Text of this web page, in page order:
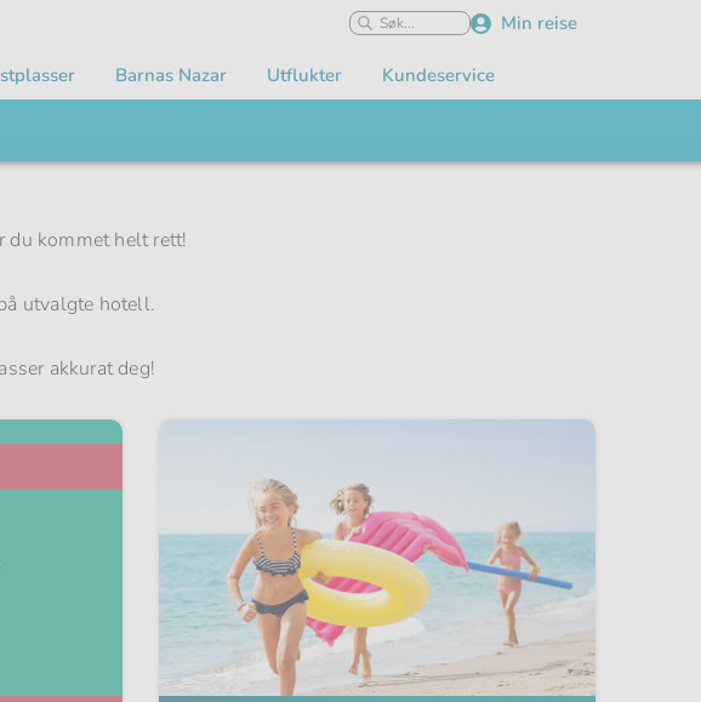
Min reise
Barnas Nazar Utflukter Kundeservice
du kommet helt rett!
utvalgte hotell.
akkurat deg!